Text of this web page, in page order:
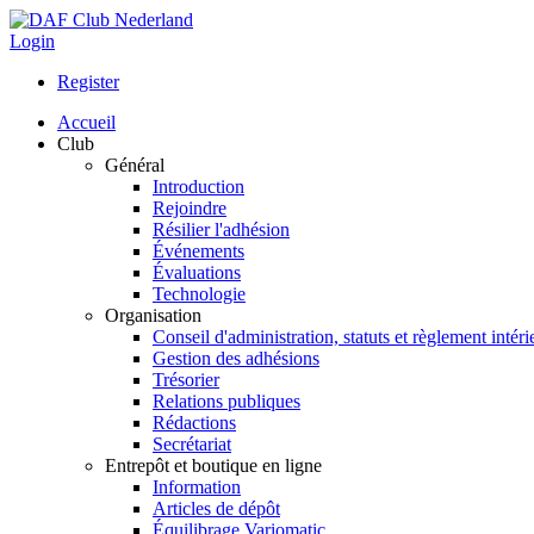
Login
Register
Accueil
Club
Général
Introduction
Rejoindre
Résilier l'adhésion
Événements
Évaluations
Technologie
Organisation
Conseil d'administration, statuts et règlement
Gestion des adhésions
Trésorier
Relations publiques
Rédactions
Secrétariat
Entrepôt et boutique en ligne
Information
Articles de dépôt
Équilibrage Variomatic